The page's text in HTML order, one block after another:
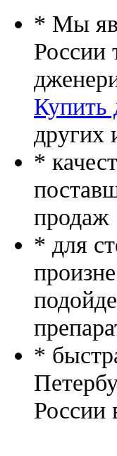
* Мы
России
Купить
других
*
продаж
* для
*
России